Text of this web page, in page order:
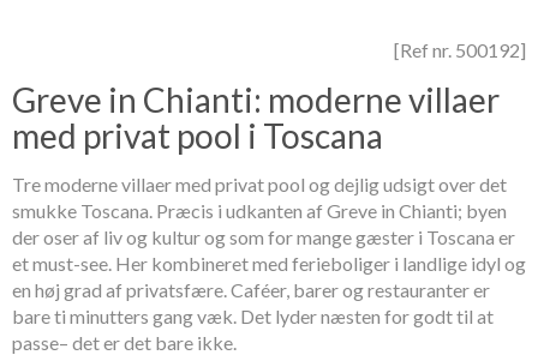
[Ref nr. 500192]
Greve in Chianti: moderne villaer
med privat pool i Toscana
Tre moderne villaer med privat pool og dejlig udsigt over det
smukke Toscana. Præcis i udkanten af Greve in Chianti; byen
der oser af liv og kultur og som for mange gæster i Toscana er
et must-see. Her kombineret med ferieboliger i landlige idyl og
en høj grad af privatsfære. Caféer, barer og restauranter er
bare ti minutters gang væk. Det lyder næsten for godt til at
passe– det er det bare ikke.